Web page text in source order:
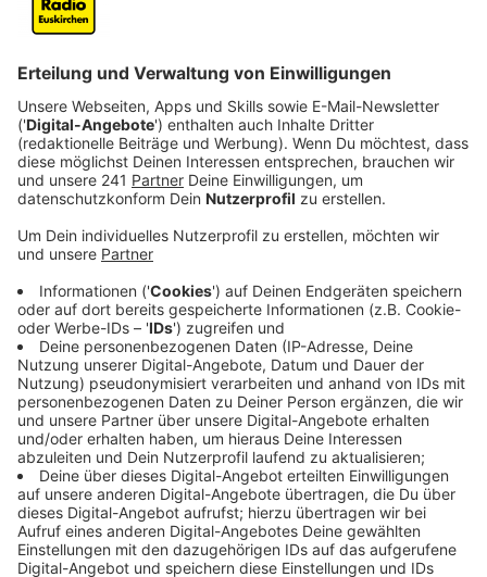
Kulturen zu feiern.
Anzeige
Es lief nicht immer alles gut rund um die
Notunterkunft
Anzeige
Am Samstag (15. März) wird in Nettersheim-
Marmagen ein Abschiedsfest für die Notunterkunft
für Geflüchtete in der ehemaligen Eifelhöhenklinik
veranstaltet. Bürgermeister Norbert Crump möchte
damit allen Beteiligten und Schutzsuchenden danken,
bevor die Unterkunft Ende April geschlossen wird. Die
Notunterkunft hat in der Vergangenheit immer wieder
für Schlagzeilen gesorgt und war nicht immer beliebt.
Besonders in der Anfangszeit gab es Probleme. Vor